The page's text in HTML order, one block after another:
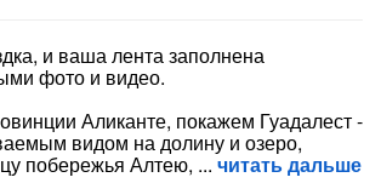
и ваша лента заполнена
фото и видео.
Аликанте, покажем Гуадалест -
видом на долину и озеро,
побережья Алтею, читать дальше